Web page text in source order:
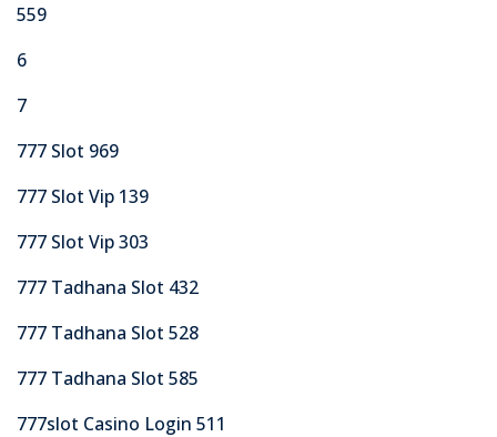
559
6
7
777 Slot 969
777 Slot Vip 139
777 Slot Vip 303
777 Tadhana Slot 432
777 Tadhana Slot 528
777 Tadhana Slot 585
777slot Casino Login 511